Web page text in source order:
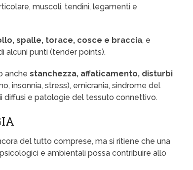
muscoli, tendini, legamenti e
spalle, torace, cosce e braccia, e
alcuni punti (tender points).
anchestanchezza, affaticamento, disturbi
insonnia, stress), emicrania, sindrome del
diffusi e patologie del tessuto connettivo.
del tutto comprese, ma si ritiene che una
e ambientali possa contribuire allo